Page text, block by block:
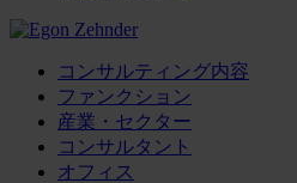
コンサルティング内容
ファンクション
産業・セクター
コンサルタント
オフィス